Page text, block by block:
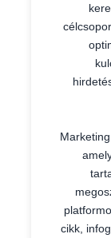
cikk,